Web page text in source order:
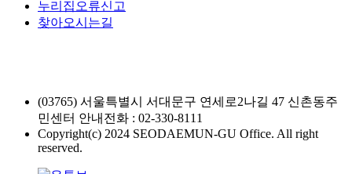
누리집오류신고
찾아오시는길
(03765) 서울특별시 서대문구 연세로2나길 47 신촌동주
민센터 안내전화 : 02-330-8111
Copyright(c) 2024 SEODAEMUN-GU Office. All right
reserved.